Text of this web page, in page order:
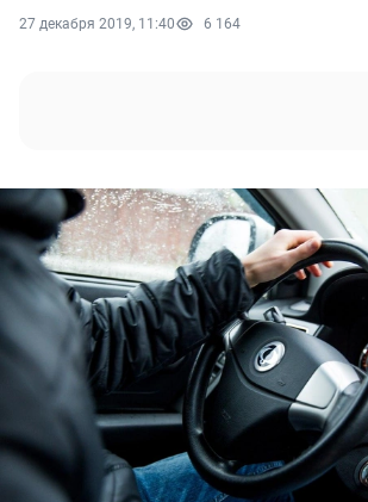
27 декабря 2019, 11:40 6 164